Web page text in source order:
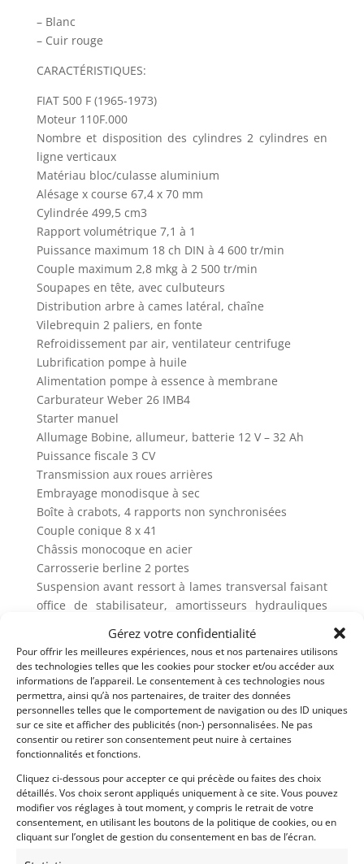
Gérez votre confidentialité
Pour offrir les meilleures expériences, nous et nos partenaires utilisons
des technologies telles que les cookies pour stocker et/ou accéder aux
informations de l’appareil. Le consentement à ces technologies nous
permettra, ainsi qu’à nos partenaires, de traiter des données
personnelles telles que le comportement de navigation ou des ID uniques
sur ce site et afficher des publicités (non-) personnalisées. Ne pas
consentir ou retirer son consentement peut nuire à certaines
fonctionnalités et fonctions.
Cliquez ci-dessous pour accepter ce qui précède ou faites des choix
détaillés. Vos choix seront appliqués uniquement à ce site. Vous pouvez
modifier vos réglages à tout moment, y compris le retrait de votre
consentement, en utilisant les boutons de la politique de cookies, ou en
cliquant sur l’onglet de gestion du consentement en bas de l’écran.
– Blanc
– Cuir rouge
CARACTÉRISTIQUES:
FIAT 500 F (1965-1973)
Moteur 110F.000
Nombre et disposition des cylindres 2 cylindres en
ligne verticaux
Matériau bloc/culasse aluminium
Alésage x course 67,4 x 70 mm
Cylindrée 499,5 cm3
Rapport volumétrique 7,1 à 1
Puissance maximum 18 ch DIN à 4 600 tr/min
Couple maximum 2,8 mkg à 2 500 tr/min
Soupapes en tête, avec culbuteurs
Distribution arbre à cames latéral, chaîne
Vilebrequin 2 paliers, en fonte
Refroidissement par air, ventilateur centrifuge
Lubrification pompe à huile
Alimentation pompe à essence à membrane
Carburateur Weber 26 IMB4
Starter manuel
Allumage Bobine, allumeur, batterie 12 V – 32 Ah
Puissance fiscale 3 CV
Transmission aux roues arrières
Embrayage monodisque à sec
Boîte à crabots, 4 rapports non synchronisées
Couple conique 8 x 41
Châssis monocoque en acier
Carrosserie berline 2 portes
Suspension avant ressort à lames transversal faisant
office de stabilisateur, amortisseurs hydrauliques
Suspension arrière ressorts hélicoïdaux,
amortisseurs hydrauliques télescopiques
concentriques
Freins hydrauliques à tambours sur les 4 roues, 1
circuit
Direction à vis et secteur, 26 à 2
Jantes 3 1/2 x 12
Pneumatiques 125 x 12
Longueur 2,97 m
Largeur 1,32 m
Hauteur 1,32 m
Voie avant 1,12 m